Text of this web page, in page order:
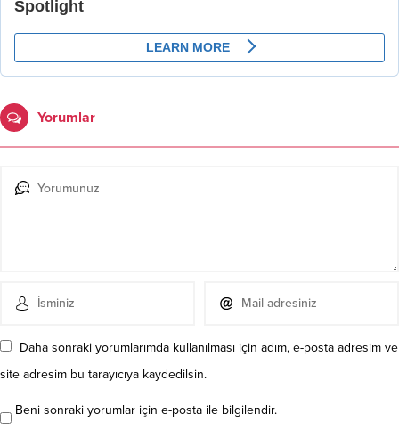
Yorumlar
Daha sonraki yorumlarımda kullanılması için adım, e-posta adresim ve
site adresim bu tarayıcıya kaydedilsin.
Beni sonraki yorumlar için e-posta ile bilgilendir.